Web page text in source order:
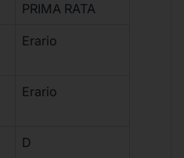
PRIMA RATA
Erario
Erario
D